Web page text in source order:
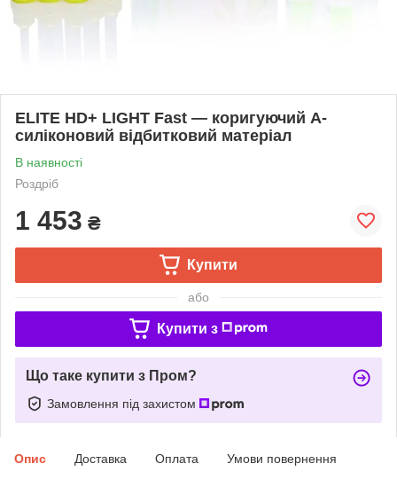
ELITE HD+ LIGHT Fast — коригуючий А-
силіконовий відбитковий матеріал
В наявності
Роздріб
1 453 ₴
Купити
або
Купити з
Що таке купити з Пром?
Замовлення під захистом
Опис Доставка Оплата Умови повернення